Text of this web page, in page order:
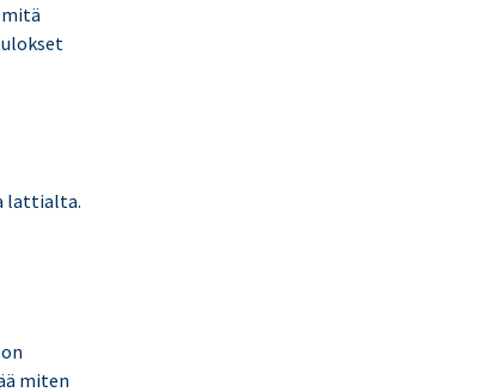
lattialta.
miten